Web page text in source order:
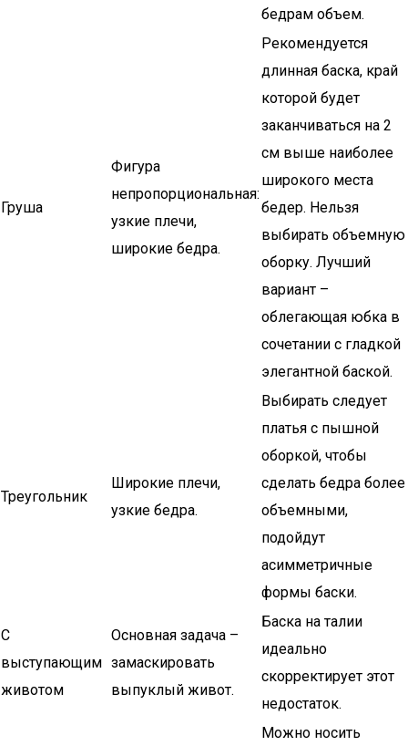
бедрам объем.
Груша
Фигура
непропорциональная:
узкие плечи,
широкие бедра.
Рекомендуется
длинная баска, край
которой будет
заканчиваться на 2
см выше наиболее
широкого места
бедер. Нельзя
выбирать объемную
оборку. Лучший
вариант –
облегающая юбка в
сочетании с гладкой
элегантной баской.
Треугольник
Широкие плечи,
узкие бедра.
Выбирать следует
платья с пышной
оборкой, чтобы
сделать бедра более
объемными,
подойдут
асимметричные
формы баски.
С
выступающим
животом
Основная задача –
замаскировать
выпуклый живот.
Баска на талии
идеально
скорректирует этот
недостаток.
Можно носить